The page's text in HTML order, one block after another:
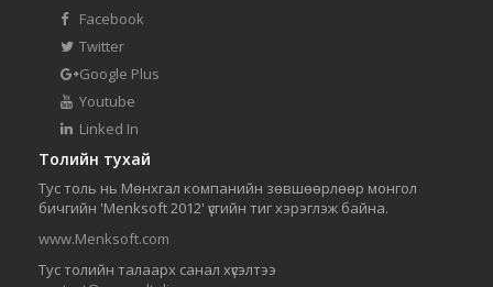
Facebook
Twitter
Google Plus
Youtube
Linked In
Толийн тухай
Тус толь нь Мөнхгал компанийн зөвшөөрлөөр монгол
бичгийн 'Menksoft 2012' үсгийн тиг хэрэглэж байна.
www.Menksoft.com
Тус толийн талаарх санал хүсэлтээ